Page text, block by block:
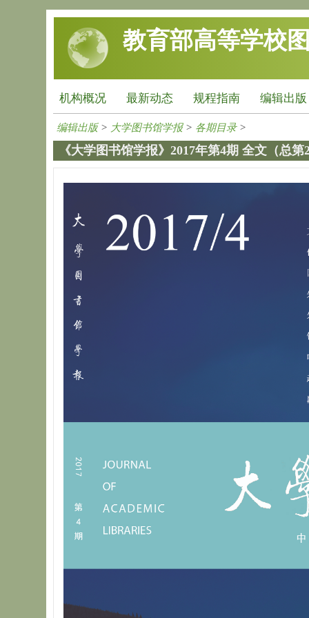
跳转到主要内容
教育部高等学校
机构概况 最新动态 规程指南 编辑出版
编辑出版> 大学图书馆学报> 各期目录>
《大学图书馆学报》2017年第4期 全文（总第